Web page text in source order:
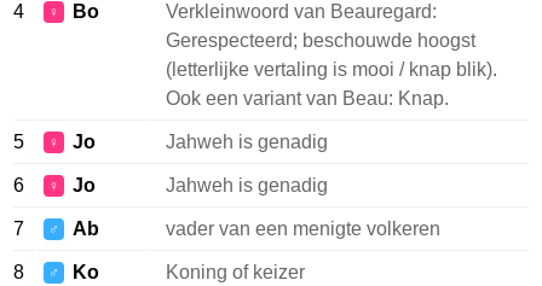
4 ♀ Bo
Verkleinwoord van Beauregard:
Gerespecteerd; beschouwde hoogst
(letterlijke vertaling is mooi / knap blik).
Ook een variant van Beau: Knap.
5 ♀ Jo Jahweh is genadig
6 ♀ Jo Jahweh is genadig
7 ♂ Ab vader van een menigte volkeren
8 ♂ Ko Koning of keizer